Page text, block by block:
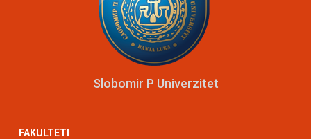
Slobomir P Univerzitet
FAKULTETI